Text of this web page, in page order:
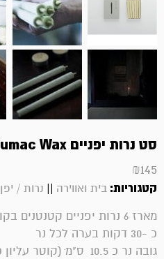
סט נרות יפניים Sumac Wax
₪145
קטגוריות: בית ואווירה || נרות / יפן WA-ROUSOKU
מארז 6 נרות יפניים קטנטנים בקופסה
כ -30 דקות בערה לכל נר
גובה נר כ 10.5 ס"מ ׁ(קוטר עליון כ 1.3 ס"מ)